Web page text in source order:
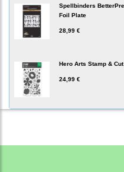
Spellbinders
Foil Plate
28,99 €
Hero Arts Stamp &
24,99 €